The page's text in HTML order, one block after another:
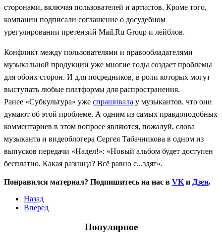
сторонами, включая пользователей и артистов. Кроме того,
компании подписали соглашение о досудебном
урегулировании претензий Mail.Ru Group и лейблов.
Конфликт между пользователями и правообладателями
музыкальной продукции уже многие годы создает проблемы
для обоих сторон. И для посредников, в роли которых могут
выступать любые платформы для распространения.
Ранее «Субкультура» уже спрашивала у музыкантов, что они
думают об этой проблеме. А одним из самых правдоподобных
комментариев в этом вопросе являются, пожалуй, слова
музыканта и видеоблогера Сергея Табачникова в одном из
выпусков передачи «Надел!»: «Новый альбом будет доступен
бесплатно. Какая разница? Всё равно с...здят».
Понравился материал? Подпишитесь на нас в VK и Дзен.
Назад
Вперед
Популярное